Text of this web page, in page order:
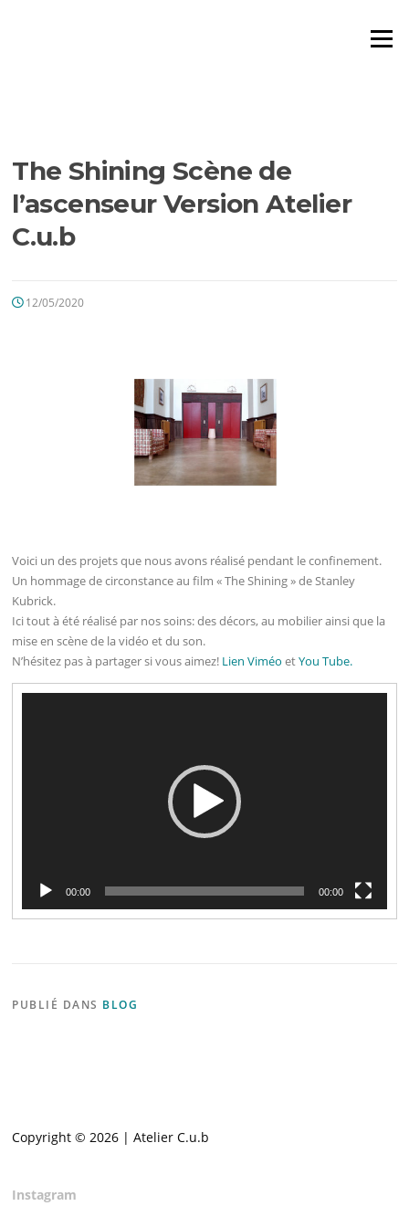
Menu
The Shining Scène de
l’ascenseur Version Atelier
C.u.b
12/05/2020
Voici un des projets que nous avons réalisé pendant le confinement.
Un hommage de circonstance au film « The Shining » de Stanley
Kubrick.
Ici tout à été réalisé par nos soins: des décors, au mobilier ainsi que la
mise en scène de la vidéo et du son.
N’hésitez pas à partager si vous aimez! Lien Viméo etYou Tube.
00:00 00:00
PUBLIÉ DANS BLOG
Copyright © 2026 | Atelier C.u.b
Instagram